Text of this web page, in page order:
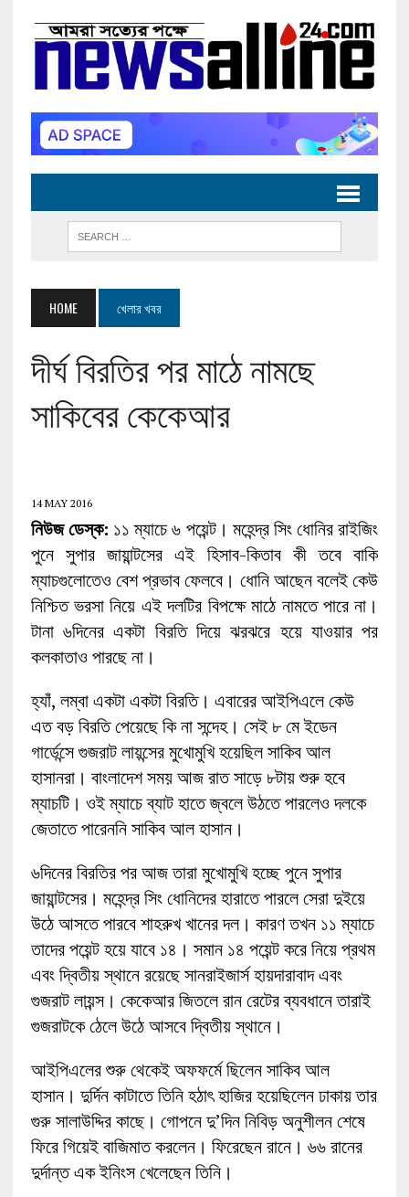
HOME খেলার খবর
দীর্ঘ বিরতির পর মাঠে নামছে
সাকিবের কেকেআর
14 MAY 2016
নিউজ ডেস্ক: ১১ ম্যাচে ৬ পয়েন্ট। মহেন্দ্র সিং ধোনির রাইজিং
পুনে সুপার জায়ান্টসের এই হিসাব-কিতাব কী তবে বাকি
ম্যাচগুলোতেও বেশ প্রভাব ফেলবে। ধোনি আছেন বলেই কেউ
নিশ্চিত ভরসা নিয়ে এই দলটির বিপক্ষে মাঠে নামতে পারে না।
টানা ৬দিনের একটা বিরতি দিয়ে ঝরঝরে হয়ে যাওয়ার পর
কলকাতাও পারছে না।
হ্যাঁ, লম্বা একটা একটা বিরতি। এবারের আইপিএলে কেউ
এত বড় বিরতি পেয়েছে কি না সন্দেহ। সেই ৮ মে ইডেন
গার্ডেন্সে গুজরাট লায়ন্সের মুখোমুখি হয়েছিল সাকিব আল
হাসানরা। বাংলাদেশ সময় আজ রাত সাড়ে ৮টায় শুরু হবে
ম্যাচটি। ওই ম্যাচে ব্যাট হাতে জ্বলে উঠতে পারলেও দলকে
জেতাতে পারেননি সাকিব আল হাসান।
৬দিনের বিরতির পর আজ তারা মুখোমুখি হচ্ছে পুনে সুপার
জায়ান্টসের। মহেন্দ্র সিং ধোনিদের হারাতে পারলে সেরা দুইয়ে
উঠে আসতে পারবে শাহরুখ খানের দল। কারণ তখন ১১ ম্যাচে
তাদের পয়েন্ট হয়ে যাবে ১৪। সমান ১৪ পয়েন্ট করে নিয়ে প্রথম
এবং দ্বিতীয় স্থানে রয়েছে সানরাইজার্স হায়দারাবাদ এবং
গুজরাট লায়ন্স। কেকেআর জিতলে রান রেটের ব্যবধানে তারাই
গুজরাটকে ঠেলে উঠে আসবে দ্বিতীয় স্থানে।
আইপিএলের শুরু থেকেই অফফর্মে ছিলেন সাকিব আল
হাসান। দুর্দিন কাটাতে তিনি হঠাৎ হাজির হয়েছিলেন ঢাকায় তার
গুরু সালাউদ্দির কাছে। গোপনে দু’দিন নিবিড় অনুশীলন শেষে
ফিরে গিয়েই বাজিমাত করলেন। ফিরেছেন রানে। ৬৬ রানের
দুর্দান্ত এক ইনিংস খেলেছেন তিনি।